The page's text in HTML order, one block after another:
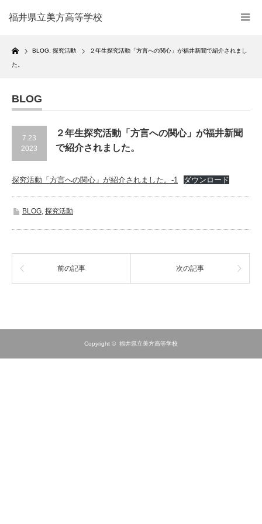
福井県立美方高等学校
Home
BLOG 探究活動 ２年生探究活動「方言への関心」が福井新聞で紹介されまし
た。
BLOG
7.23
2023
２年生探究活動「方言への関心」が福井新聞
で紹介されました。
探究活動「方言への関心」が紹介されました。-1 ダウンロード
BLOG, 探究活動
前の記事 次の記事
Copyright © 福井県立美方高等学校